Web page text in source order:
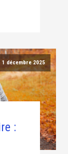
1 décembre 2025
: